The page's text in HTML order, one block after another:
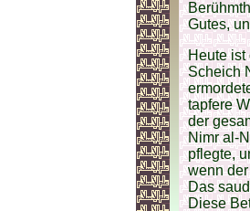
Gutes,
Heute ist
Scheich
tapfere
der
Nimr al-
pflegte,
wenn
Das
Diese